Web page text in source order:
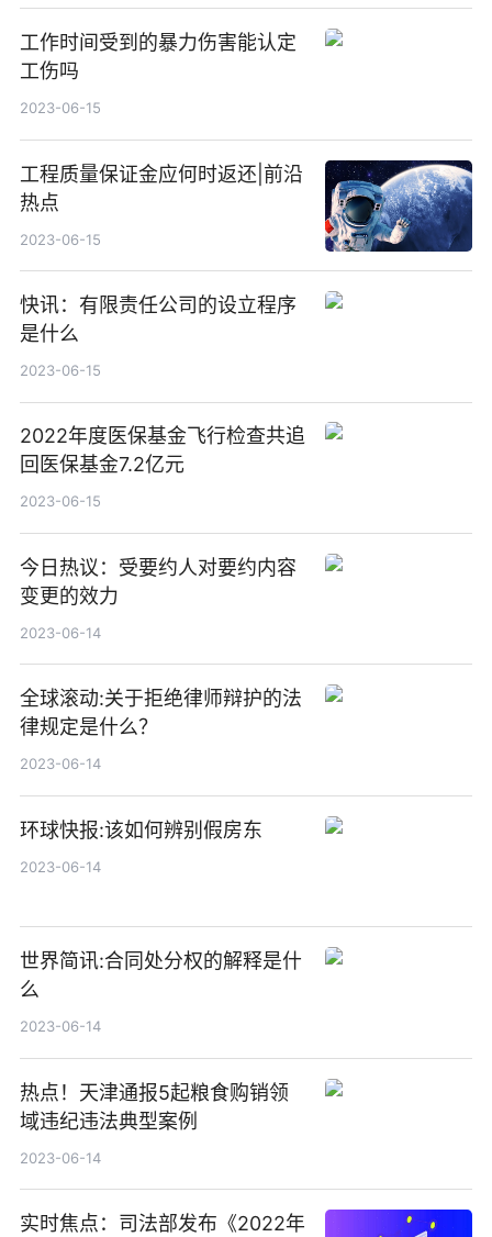
工作时间受到的暴力伤害能认定
工伤吗
2023-06-15
工程质量保证金应何时返还|前沿
热点
2023-06-15
快讯：有限责任公司的设立程序
是什么
2023-06-15
2022年度医保基金飞行检查共追
回医保基金7.2亿元
2023-06-15
今日热议：受要约人对要约内容
变更的效力
2023-06-14
全球滚动:关于拒绝律师辩护的法
律规定是什么？
2023-06-14
环球快报:该如何辨别假房东
2023-06-14
世界简讯:合同处分权的解释是什
么
2023-06-14
热点！天津通报5起粮食购销领
域违纪违法典型案例
2023-06-14
实时焦点：司法部发布《2022年